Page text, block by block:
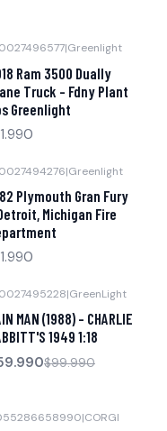
|Greenlight
Ram 3500 Dually
Truck - Fdny Plant
Greenlight
|Greenlight
Plymouth Gran Fury
Michigan Fire
|GreenLight
MAN (1988) - CHARLIE
1949 1:18
$99.990
|CORGI